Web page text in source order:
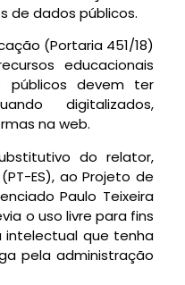
de dados públicos.
(Portaria 451/18)
educacionais
públicos devem ter
digitalizados,
na web.
do relator,
ES), ao Projeto de
Paulo Teixeira
o uso livre para fins
intelectual que tenha
pela administração